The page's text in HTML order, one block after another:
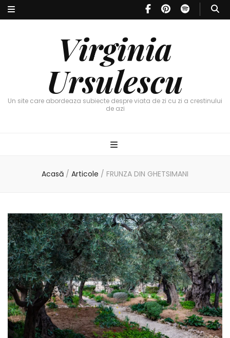
Virginia
Ursulescu
Un site care abordeaza subiecte despre viata de zi cu zi a crestinului
de azi
Acasă / Articole / FRUNZA DIN GHETSIMANI